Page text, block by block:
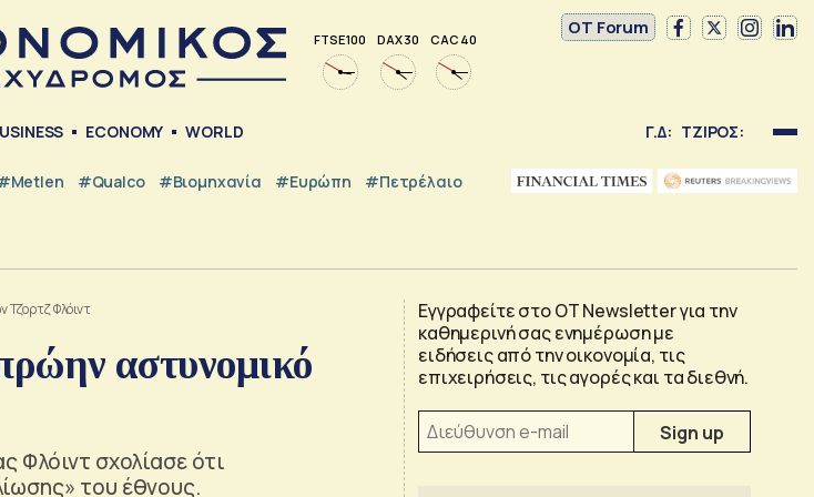
FTSE 100 DAX 30 CAC 40
OT Forum
ECONOMY WORLD Γ.Δ: ΤΖΙΡΟΣ:
#Qualco #Βιομηχανία #Ευρώπη #Πετρέλαιο
Τζορτζ Φλόιντ
αστυνομικό
Φλόιντ σχολίασε ότι
του έθνους.
Εγγραφείτε στο OT Newsletter για την
καθημερινή σας ενημέρωση με
ειδήσεις από την οικονομία, τις
επιχειρήσεις, τις αγορές και τα διεθνή.